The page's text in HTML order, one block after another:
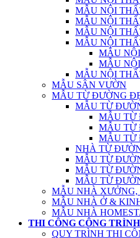
MẪU NỘI
MẪU NỘI
MẪU NỘI
MẪU NỘI
MẪU
MẪU
MẪU NỘI
MẪU SÂN VƯỜN
MẪU TỪ ĐƯỜNG
MẪU TỪ
MẪU TỪ
MẪU TỪ
MẪU TỪ
NHÀ TỪ
MẪU TỪ
MẪU TỪ
MẪU TỪ
MẪU NHÀ XƯỞNG,
MẪU NHÀ Ở &
MẪU NHÀ
THI CÔNG CÔNG TRÌNH
QUY TRÌNH THI